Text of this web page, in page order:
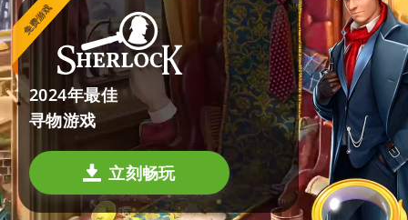
2024年最佳
寻物游戏
立刻畅玩
免费游戏